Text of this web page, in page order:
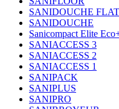
SANIDOUCHE FLAT
SANIDOUCHE
Sanicompact Elite
SANIACCESS 3
SANIACCESS 2
SANIACCESS 1
SANIPACK
SANIPLUS
SANIPRO